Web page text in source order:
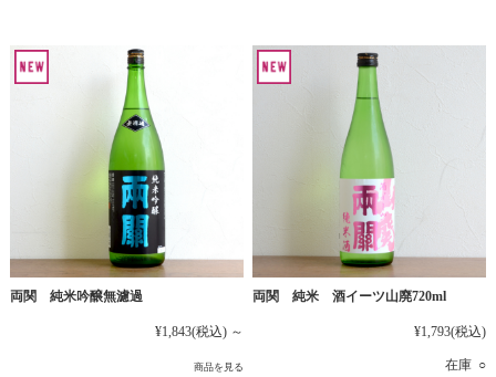
両関 純米吟醸無濾過
¥1,843(税込) ～
商品を見る
両関 純米 酒イーツ山廃720ml
¥1,793(税込)
在庫 ○